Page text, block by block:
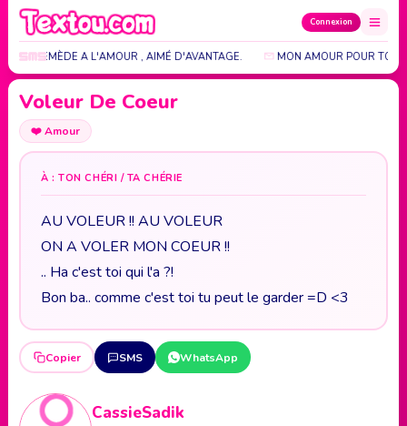
Connexion
REMÈDE A L'AMOUR , AIMÉ D'AVANTAGE. MON AMOUR POUR TOI
Voleur De Coeur
❤️Amour
À : TON CHÉRI / TA CHÉRIE
AU VOLEUR !! AU VOLEUR
ON A VOLER MON COEUR !!
.. Ha c'est toi qui l'a ?!
Bon ba.. comme c'est toi tu peut le garder =D <3
Copier SMS WhatsApp
CassieSadik